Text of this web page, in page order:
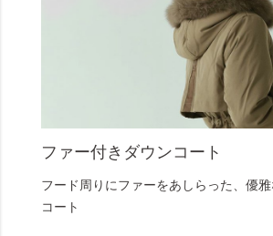
ファー付きダウンコート
フード周りにファーをあしらった、優
コート